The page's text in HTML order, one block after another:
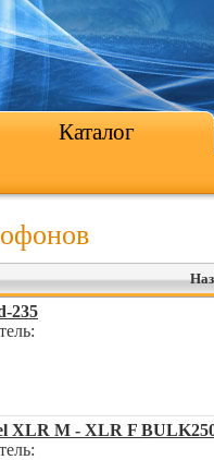
Каталог
235
XLR M - XLR F